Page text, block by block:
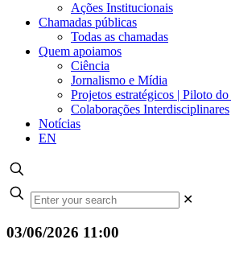
Ações Institucionais
Chamadas públicas
Todas as chamadas
Quem apoiamos
Ciência
Jornalismo e Mídia
Projetos estratégicos | Piloto
Colaborações Interdisciplinares
Notícias
EN
✕
03/06/2026 11:00